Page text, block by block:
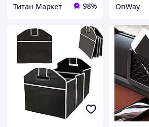
Титан Маркет 98% OnWay